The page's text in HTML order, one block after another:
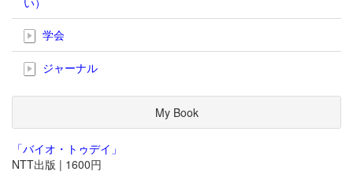
学会
ジャーナル
My Book
「バイオ・トゥデイ」
NTT出版 | 1600円